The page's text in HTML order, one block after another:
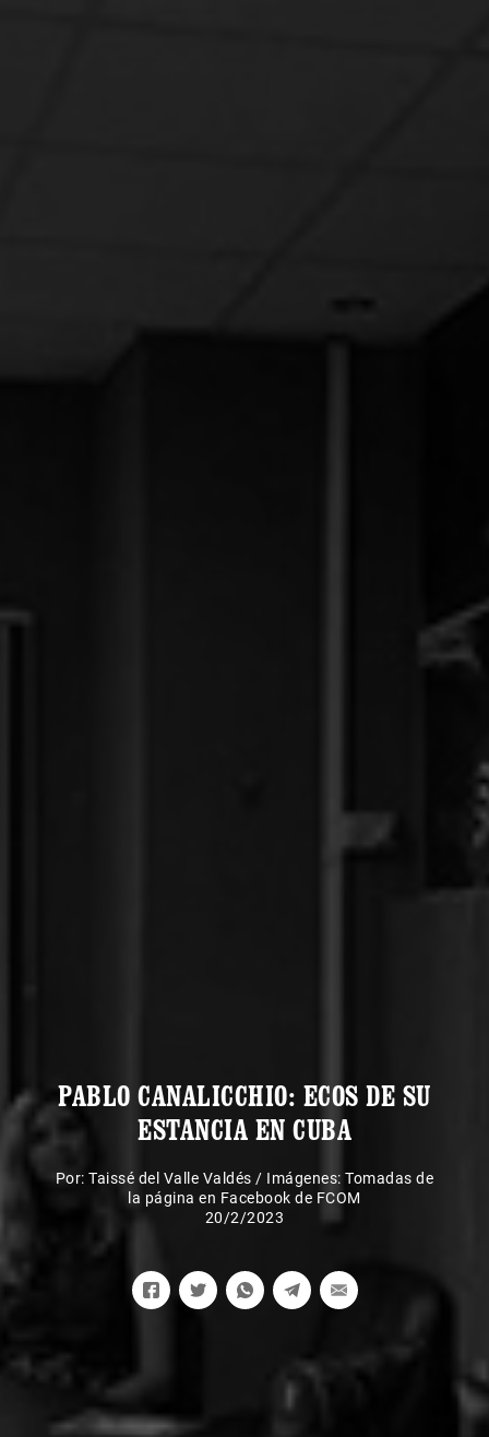
PABLO CANALICCHIO: ECOS DE SU
ESTANCIA EN CUBA
Por:Taissé del Valle Valdés / Imágenes: Tomadas de
la página en Facebook de FCOM
20/2/2023